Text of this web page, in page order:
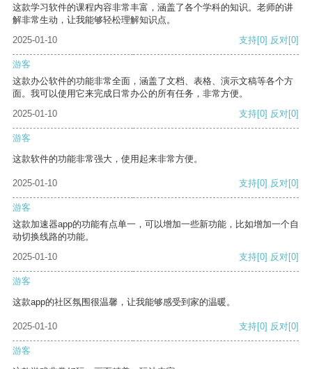
这款学习软件的课程内容非常丰富，涵盖了各个学科的知识。老师的讲
解非常生动，让我能够轻松理解知识点。
2025-01-10
支持[0] 反对[0]
游客
这款办公软件的功能非常全面，涵盖了文档、表格、演示文稿等各个方
面。我可以使用它来完成日常办公的所有任务，非常方便。
2025-01-10
支持[0] 反对[0]
游客
这款软件的功能非常强大，使用起来非常方便。
2025-01-10 支持[0] 反对[0]
游客
这款加速器app的功能有点单一，可以增加一些新功能，比如增加一个自
动切换线路的功能。
2025-01-10
支持[0] 反对[0]
游客
这款app的社区氛围很温馨，让我能够感受到家的温暖。
2025-01-10 支持[0] 反对[0]
游客